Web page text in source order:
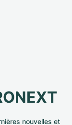
nouvelles et